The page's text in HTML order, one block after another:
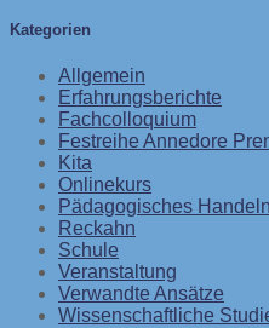
Kategorien
Allgemein
Erfahrungsberichte
Fachcolloquium
Festreihe Annedore
Kita
Onlinekurs
Pädagogisches Handeln
Reckahn
Schule
Veranstaltung
Verwandte Ansätze
Wissenschaftliche